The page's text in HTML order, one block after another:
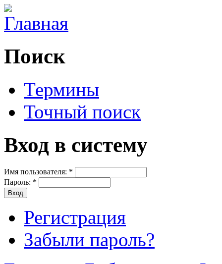
Поиск
Термины
Точный поиск
Вход в систему
Имя пользователя: *
Пароль: *
Регистрация
Забыли пароль?